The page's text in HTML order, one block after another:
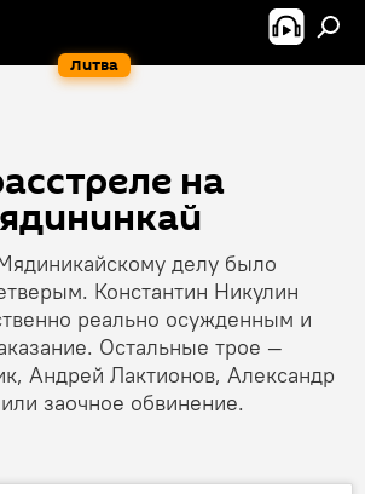
Литва
на
делу было
Константин Никулин
реально осужденным и
Остальные трое —
Андрей Лактионов, Александр
заочное обвинение.